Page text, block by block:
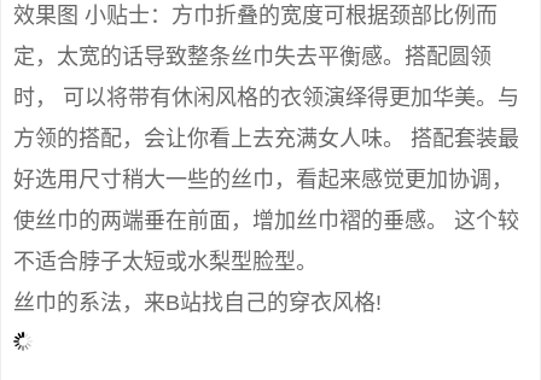
效果图 小贴士：方巾折叠的宽度可根据颈部比例而
定，太宽的话导致整条丝巾失去平衡感。搭配圆领
时， 可以将带有休闲风格的衣领演绎得更加华美。与
方领的搭配，会让你看上去充满女人味。 搭配套装最
好选用尺寸稍大一些的丝巾，看起来感觉更加协调，
使丝巾的两端垂在前面，增加丝巾褶的垂感。 这个较
不适合脖子太短或水梨型脸型。
丝巾的系法，来B站找自己的穿衣风格!